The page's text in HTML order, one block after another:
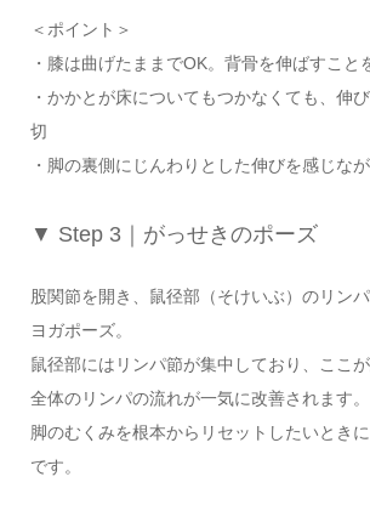
＜ポイント＞
・膝は曲げたままでOK。背骨を伸ばすこと
・かかとが床についてもつかなくても、伸
切
・脚の裏側にじんわりとした伸びを感じな
▼ Step 3｜がっせきのポーズ
股関節を開き、鼠径部（そけいぶ）のリン
ヨガポーズ。
鼠径部にはリンパ節が集中しており、ここ
全体のリンパの流れが一気に改善されます。
脚のむくみを根本からリセットしたいとき
です。